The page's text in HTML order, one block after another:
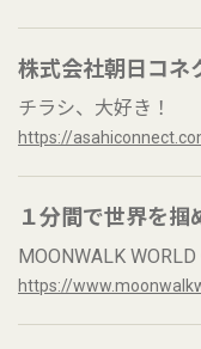
株式会社朝日コネ
チラシ、大好き！
https://
１分間で世界を掴
MOONWALK
https://